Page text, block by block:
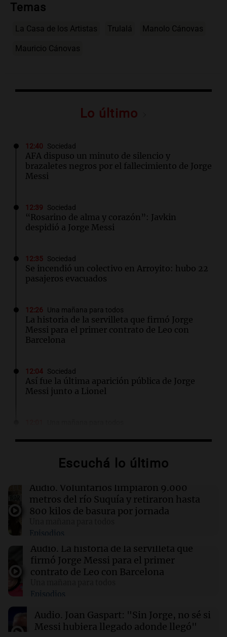
Temas
La Casa de los Artistas Trulalá Manolo Cánovas
Mauricio Cánovas
Lo último
12:40 Sociedad
AFA dispuso un minuto de silencio y
brazaletes negros por el fallecimiento de Jorge
Messi
12:39 Sociedad
“Rosarino de alma y corazón”: Javkin
despidió a Jorge Messi
12:35 Sociedad
Se incendió un colectivo en Arroyito: hubo 22
pasajeros evacuados
12:26 Una mañana para todos
La historia de la servilleta que firmó Jorge
Messi para el primer contrato de Leo con
Barcelona
12:04 Sociedad
Así fue la última aparición pública de Jorge
Messi junto a Lionel
hubiera llegado adonde llegó"
“Abrazo gigante, jefe”: el bar de la familia
Messi cerró sus puertas por duelo
El abuelo de Agostina Vega, tras las nuevas
detenciones: "En esa casa están todos
implicados"
El orgullo y el sueño argentino de Jorge Messi
en una entrevista con Rony Vargas en 2007
Escuchá lo último
Audio. Voluntarios limpiaron 9.000
metros del río Suquía y retiraron hasta
800 kilos de basura por jornada
Episodios
Audio. La historia de la servilleta que
firmó Jorge Messi para el primer
contrato de Leo con Barcelona
Episodios
Audio. Joan Gaspart: "Sin Jorge, no sé si
Messi hubiera llegado adonde llegó"